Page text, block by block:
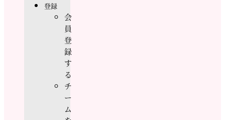
登録
会
員
登
録
す
る
チ
ー
ム